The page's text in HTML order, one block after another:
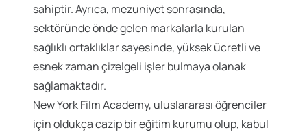
sahiptir. Ayrıca, mezuniyet sonrasında,
sektöründe önde gelen markalarla kurulan
sağlıklı ortaklıklar sayesinde, yüksek ücretli ve
esnek zaman çizelgeli işler bulmaya olanak
sağlamaktadır.
New York Film Academy, uluslararası öğrenciler
için oldukça cazip bir eğitim kurumu olup, kabul